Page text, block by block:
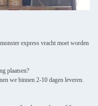
express vracht moet worden
plaatsen?
we binnen 2-10 dagen leveren.